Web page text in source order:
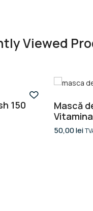
Viewed
150
Mască
Vitamina
50,00lei